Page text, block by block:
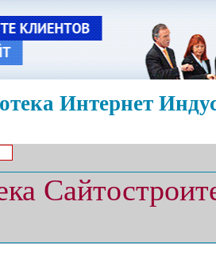
Интернет